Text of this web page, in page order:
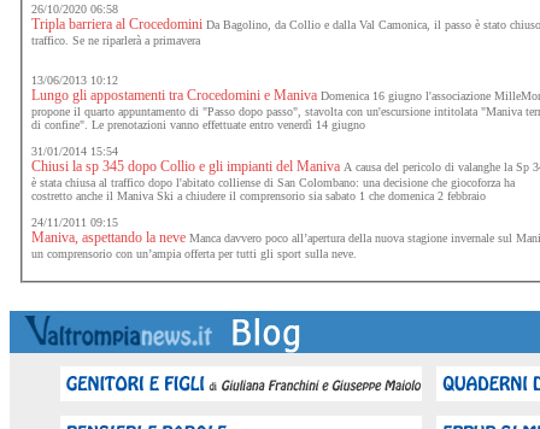
26/10/2020 06:58
Tripla barriera al Crocedomini Da Bagolino, da Collio e dalla Val Camonica, il passo è stato
traffico. Se ne riparlerà a primavera
13/06/2013 10:12
Lungo gli appostamenti tra Crocedomini e Maniva Domenica 16 giugno l'associazione
propone il quarto appuntamento di "Passo dopo passo", stavolta con un'escursione intitolata "Maniva
di confine". Le prenotazioni vanno effettuate entro venerdì 14 giugno
31/01/2014 15:54
Chiusi la sp 345 dopo Collio e gli impianti del Maniva A causa del pericolo di valanghe la Sp
è stata chiusa al traffico dopo l'abitato colliense di San Colombano: una decisione che giocoforza ha
costretto anche il Maniva Ski a chiudere il comprensorio sia sabato 1 che domenica 2 febbraio
24/11/2011 09:15
Maniva, aspettando la neve Manca davvero poco all’apertura della nuova stagione invernale sul
un comprensorio con un’ampia offerta per tutti gli sport sulla neve.